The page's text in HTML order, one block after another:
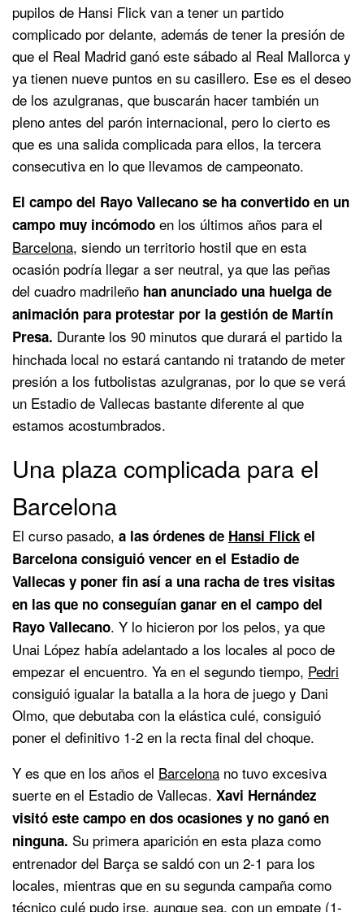
pupilos de Hansi Flick van a tener un partido
complicado por delante, además de tener la presión de
que el Real Madrid ganó este sábado al Real Mallorca y
ya tienen nueve puntos en su casillero. Ese es el deseo
de los azulgranas, que buscarán hacer también un
pleno antes del parón internacional, pero lo cierto es
que es una salida complicada para ellos, la tercera
consecutiva en lo que llevamos de campeonato.
El campo del Rayo Vallecano se ha convertido en un
campo muy incómodo en los últimos años para el
Barcelona, siendo un territorio hostil que en esta
ocasión podría llegar a ser neutral, ya que las peñas
del cuadro madrileño han anunciado una huelga de
animación para protestar por la gestión de Martín
Presa. Durante los 90 minutos que durará el partido la
hinchada local no estará cantando ni tratando de meter
presión a los futbolistas azulgranas, por lo que se verá
un Estadio de Vallecas bastante diferente al que
estamos acostumbrados.
Una plaza complicada para el
Barcelona
El curso pasado, a las órdenes de Hansi Flick el
Barcelona consiguió vencer en el Estadio de
Vallecas y poner fin así a una racha de tres visitas
en las que no conseguían ganar en el campo del
Rayo Vallecano. Y lo hicieron por los pelos, ya que
Unai López había adelantado a los locales al poco de
empezar el encuentro. Ya en el segundo tiempo, Pedri
consiguió igualar la batalla a la hora de juego y Dani
Olmo, que debutaba con la elástica culé, consiguió
poner el definitivo 1-2 en la recta final del choque.
Y es que en los años el Barcelona no tuvo excesiva
suerte en el Estadio de Vallecas. Xavi Hernández
visitó este campo en dos ocasiones y no ganó en
ninguna. Su primera aparición en esta plaza como
entrenador del Barça se saldó con un 2-1 para los
locales, mientras que en su segunda campaña como
técnico culé pudo irse, aunque sea, con un empate (1-